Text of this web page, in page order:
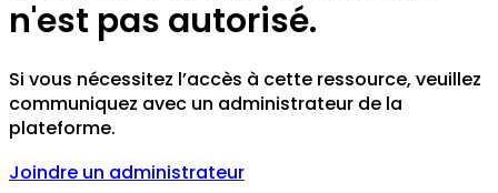
n'est pas autorisé.
Si vous nécessitez l’accès à cette ressource, veuillez
communiquez avec un administrateur de la
plateforme.
Joindre un administrateur